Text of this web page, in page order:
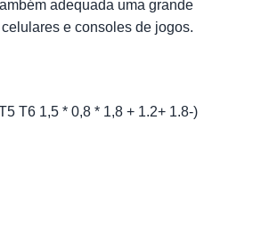
adequada uma grande
e consoles de jogos.
T6 1,5 * 0,8 * 1,8 + 1.2+ 1.8-)